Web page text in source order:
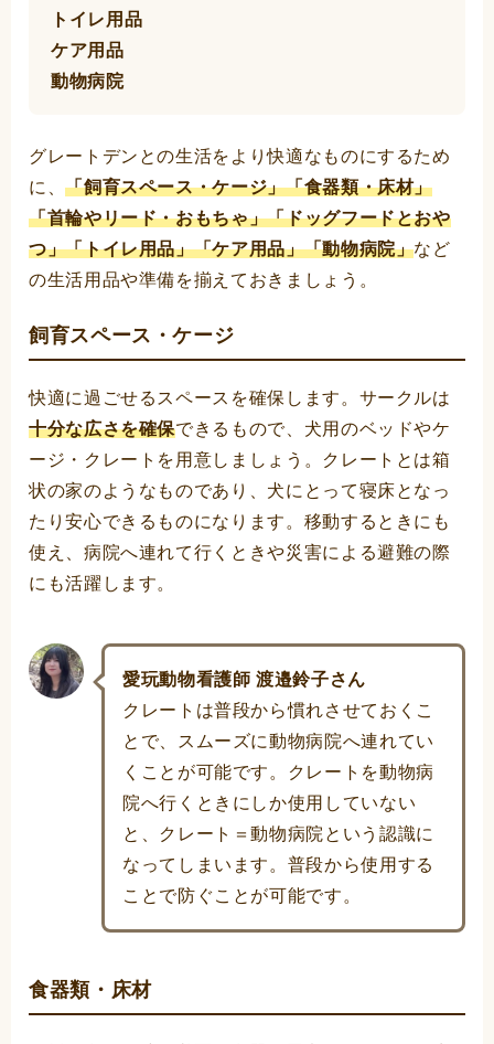
トイレ用品
ケア用品
動物病院
グレートデンとの生活をより快適なものにするため
に、「飼育スペース・ケージ」「食器類・床材」
「首輪やリード・おもちゃ」「ドッグフードとおや
つ」「トイレ用品」「ケア用品」「動物病院」など
の生活用品や準備を揃えておきましょう。
飼育スペース・ケージ
快適に過ごせるスペースを確保します。サークルは
十分な広さを確保できるもので、犬用のベッドやケ
ージ・クレートを用意しましょう。クレートとは箱
状の家のようなものであり、犬にとって寝床となっ
たり安心できるものになります。移動するときにも
使え、病院へ連れて行くときや災害による避難の際
にも活躍します。
愛玩動物看護師 渡邉鈴子さん
クレートは普段から慣れさせておくこ
とで、スムーズに動物病院へ連れてい
くことが可能です。クレートを動物病
院へ行くときにしか使用していない
と、クレート＝動物病院という認識に
なってしまいます。普段から使用する
ことで防ぐことが可能です。
食器類・床材